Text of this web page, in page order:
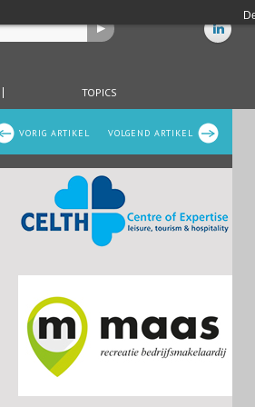
TOPICS
VOLGEND ARTIKEL
VORIG ARTIKEL